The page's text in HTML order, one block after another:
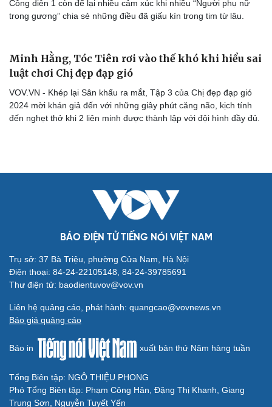
Cải chính
như thế nào.
Phương Thanh, Ngọc Ánh, Minh Tuyết bật khóc
tại Chị đẹp đạp gió 2024
VOV.VN - Công diễn 1 của Chị đẹp đạp gió 2024 chiêu đãi khán
giả bằng cả một đại tiệc âm nhạc nhiều màu sắc. Nhiều chị đẹp
lột xác khiến khán giả bất ngờ với sự thay đổi chóng mặt và ấn
tượng. Không chỉ gây bất ngờ về kết quả trong từng vòng đấu,
Minh Hằng, Tóc Tiên rơi vào thế khó khi hiểu sai
luật chơi Chị đẹp đạp gió
VOV.VN - Khép lại Sân khấu ra mắt, Tập 3 của Chị đẹp đạp gió
2024 mời khán giả đến với những giây phút căng não, kịch tính
Trụ sở: 37 Bà Triệu, phường Cửa Nam, Hà Nội
Điện thoại: 84-24-22105148, 84-24-39785691